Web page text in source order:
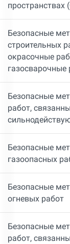
пространствах
Безопасные
строительных
окрасочные
газосварочные
Безопасные
работ,
Безопасные
газоопасных
Безопасные
огневых работ
Безопасные
работ,